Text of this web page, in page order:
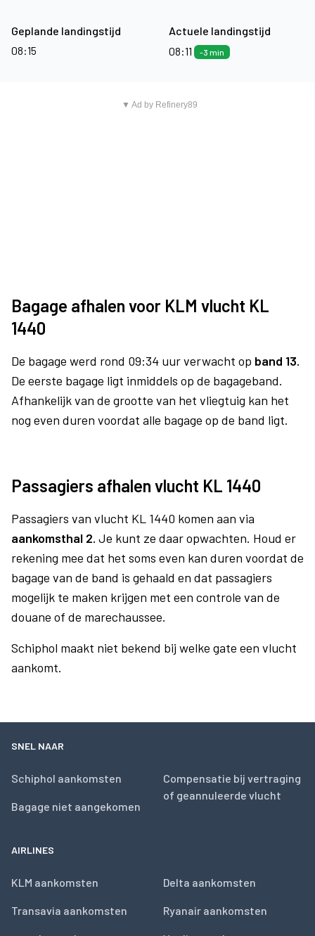
Geplande landingstijd
08:15
Actuele landingstijd
08:11
-3 min
▼ Ad by Refinery89
Bagage afhalen voor KLM vlucht KL
1440
De bagage werd rond 09:34 uur verwacht op band 13.
De eerste bagage ligt inmiddels op de bagageband.
Afhankelijk van de grootte van het vliegtuig kan het
nog even duren voordat alle bagage op de band ligt.
Passagiers afhalen vlucht KL 1440
Passagiers van vlucht KL 1440 komen aan via
aankomsthal 2. Je kunt ze daar opwachten. Houd er
rekening mee dat het soms even kan duren voordat de
bagage van de band is gehaald en dat passagiers
mogelijk te maken krijgen met een controle van de
douane of de marechaussee.
Schiphol maakt niet bekend bij welke gate een vlucht
aankomt.
SNEL NAAR
Schiphol aankomsten
Bagage niet aangekomen
Compensatie bij vertraging
of geannuleerde vlucht
AIRLINES
KLM aankomsten
Transavia aankomsten
Delta aankomsten
Ryanair aankomsten